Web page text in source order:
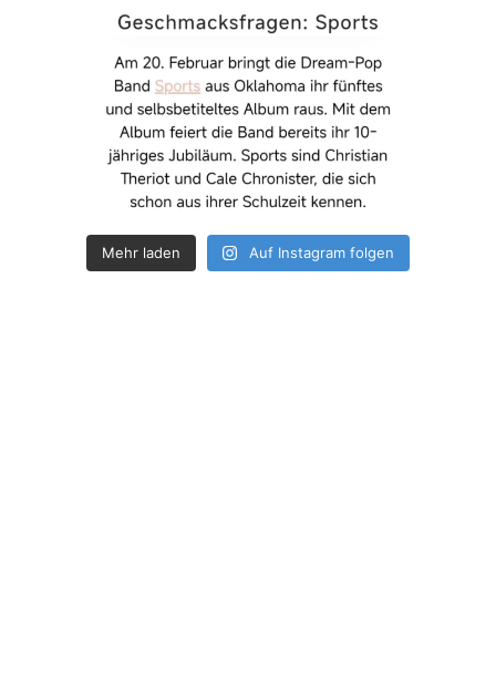
Mehr laden Auf Instagram folgen